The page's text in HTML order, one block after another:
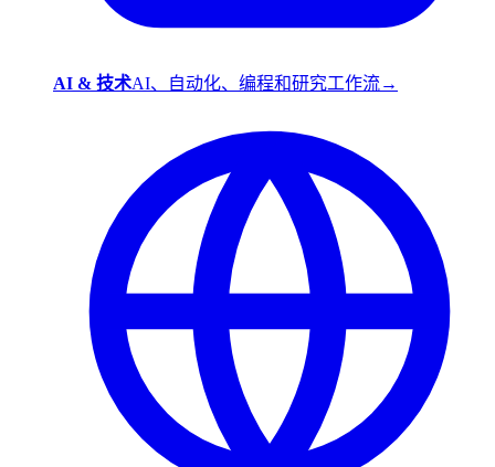
AI & 技术AI、自动化、编程和研究工作流→